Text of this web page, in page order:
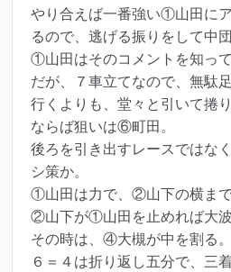
やり合えば一番強い①山田に
るので、逃げる振りをして中
①山田はそのコメントを知って
だが、７車立てなので、無駄
行くよりも、堂々と引いて捲り
ならば狙いは⑥町田。
後ろを引き出すレースではな
シ策か。
①山田は力で、②山下の横まで
②山下が①山田を止めれば大波
その時は、④大槻が中を割る。
６＝４は折り返し五分で、三